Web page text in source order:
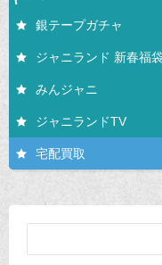
銀テープガチャ
ジャニランド 新春福
みんジャニ
ジャニランドTV
宅配買取